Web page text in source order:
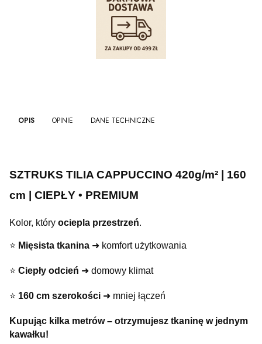
OPIS OPINIE DANE TECHNICZNE
SZTRUKS TILIA CAPPUCCINO 420g/m² | 160
cm | CIEPŁY • PREMIUM
Kolor, który ociepla przestrzeń.
⭐️ Mięsista tkanina ➜ komfort użytkowania
⭐️ Ciepły odcień ➜ domowy klimat
⭐️ 160 cm szerokości ➜ mniej łączeń
Kupując kilka metrów – otrzymujesz tkaninę w jednym
kawałku!